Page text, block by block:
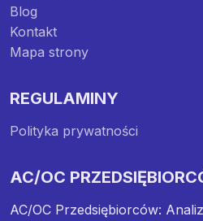
Blog
Kontakt
Mapa strony
REGULAMINY
Polityka prywatności
AC/OC
AC/OC Przedsiębiorców: